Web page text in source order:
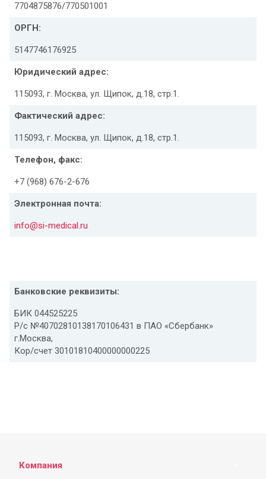
7704875876/770501001
ОРГН:
5147746176925
Юридический адрес:
115093, г. Москва, ул. Щипок, д.18, стр.1.
Фактический адрес:
115093, г. Москва, ул. Щипок, д.18, стр.1.
Телефон, факс:
+7 (968) 676-2-676
Электронная почта:
info@si-medical.ru
Банковские реквизиты:
БИК 044525225
Р/с №40702810138170106431 в ПАО «Сбербанк»
г.Москва,
Кор/счет 30101810400000000225
Компания